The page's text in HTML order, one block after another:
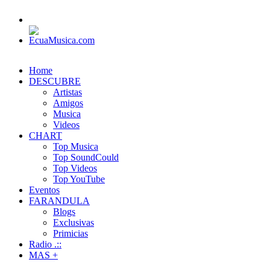
Home
DESCUBRE
Artistas
Amigos
Musica
Videos
CHART
Top Musica
Top SoundCould
Top Videos
Top YouTube
Eventos
FARANDULA
Blogs
Exclusivas
Primicias
Radio .::
MAS +